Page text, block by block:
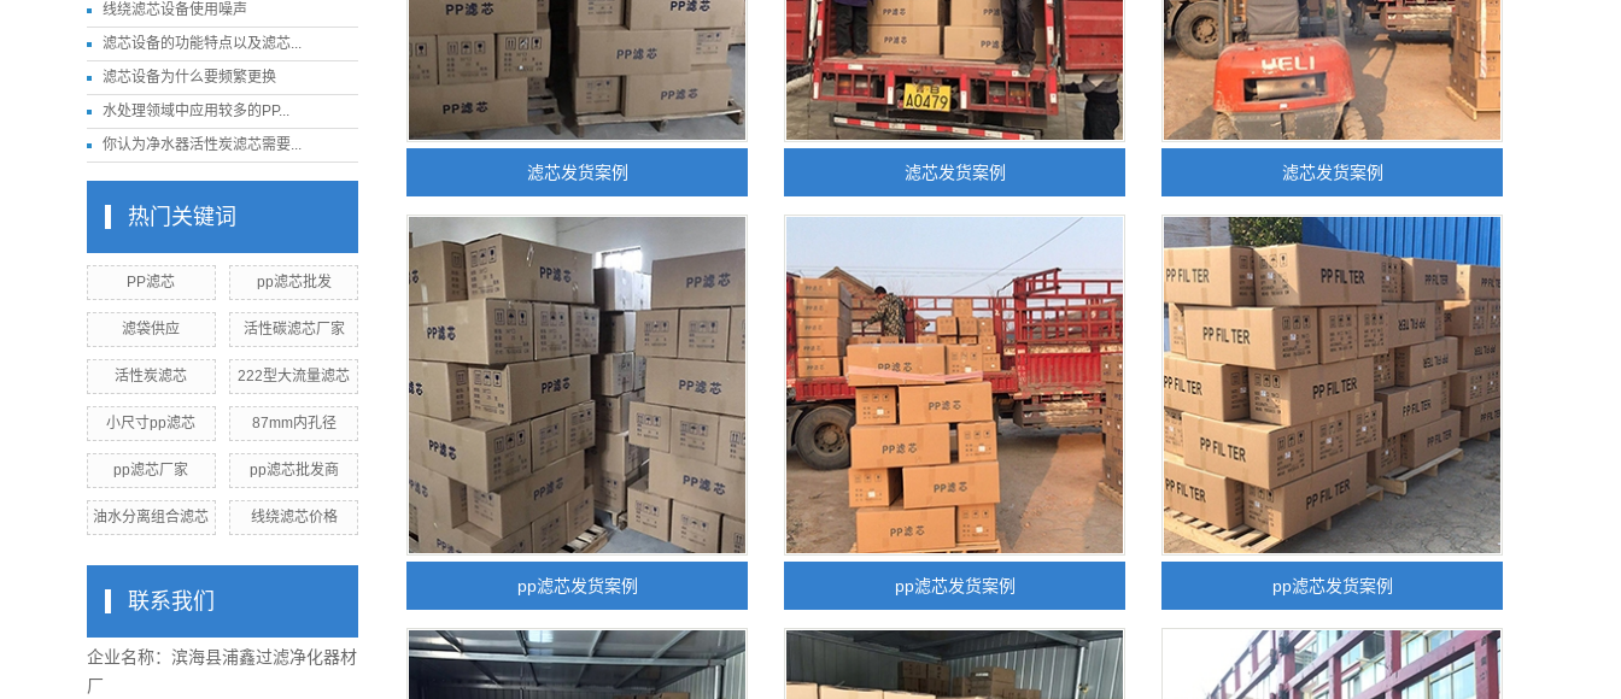
线绕滤芯设备使用噪声
滤芯设备的功能特点以及滤芯...
滤芯设备为什么要频繁更换
水处理领域中应用较多的PP...
你认为净水器活性炭滤芯需要...
热门关键词
PP滤芯 pp滤芯批发
滤袋供应 活性碳滤芯厂家
活性炭滤芯 222型大流量滤芯
小尺寸pp滤芯 87mm内孔径
pp滤芯厂家 pp滤芯批发商
油水分离组合滤芯 线绕滤芯价格
联系我们
企业名称：滨海县浦鑫过滤净化器材
厂
滤芯发货案例 滤芯发货案例 滤芯发货案例
pp滤芯发货案例 pp滤芯发货案例 pp滤芯发货案例